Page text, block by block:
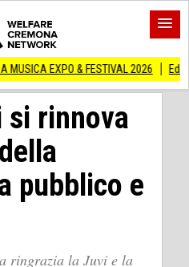
& FESTIVAL 2026 Edilizia lombarda,
si rinnova
pubblico e
ringrazia la Juvi e la